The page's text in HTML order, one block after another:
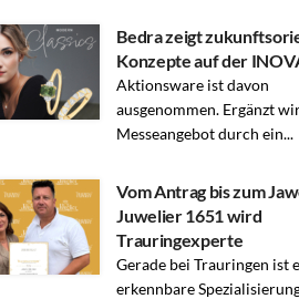
Bedra zeigt
Konzepte auf der
Aktionsware ist davon
ausgenommen. Ergänzt
Messeangebot durch ein...
Vom Antrag bis zum
Juwelier 1651 wird
Trauringexperte
Gerade bei Trauringen ist
erkennbare